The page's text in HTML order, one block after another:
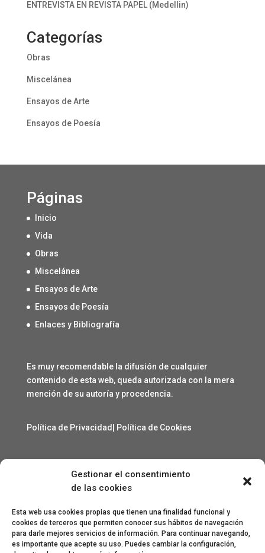
Gestionar el consentimiento
de las cookies
Esta web usa cookies propias que tienen una finalidad funcional y
cookies de terceros que permiten conocer sus hábitos de navegación
para darle mejores servicios de información. Para continuar navegando,
es importante que acepte su uso. Puedes cambiar la configuración,
ENTREVISTA EN REVISTA PAPEL (Medellin)
Categorías
Obras
Miscelánea
Ensayos de Arte
Ensayos de Poesía
Páginas
Inicio
Vida
Obras
Miscelánea
Ensayos de Arte
Ensayos de Poesía
Enlaces y Bibliografía
Es muy recomendable la difusión de cualquier
contenido de esta web, queda autorizada con la mera
mención de su autoría y procedencia.
Política de Privacidad Política de Cookies
Contacto
angelcarmelo1956@gmail.com
Especial agradecimiento a Lorenzo Sanjuan Pertusa,